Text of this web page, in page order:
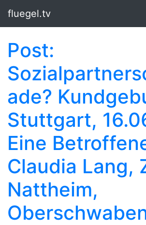
fluegel.tv
Post:
ade?
Stuttgart,
Eine
Claudia Lang,
Nattheim,